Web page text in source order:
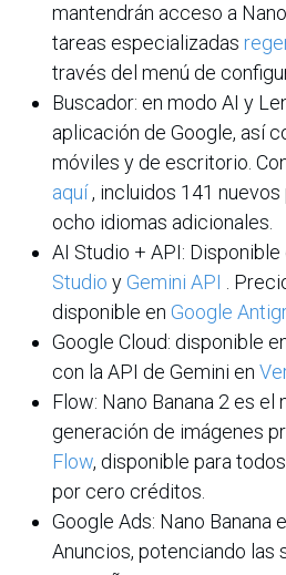
mantendrán acceso a
tareas especializadas
través del menú de
Buscador: en modo AI y
aplicación de Google, así
móviles y de escritorio.
aquí, incluidos 141
ocho idiomas adicionales.
AI Studio + API:
Studio y Gemini API .
disponible en Google
Google Cloud: disponible
con la API de Gemini en
Flow: Nano Banana 2 es el
generación de imágenes
Flow, disponible para
por cero créditos.
Google Ads: Nano Banana
Anuncios, potenciando las